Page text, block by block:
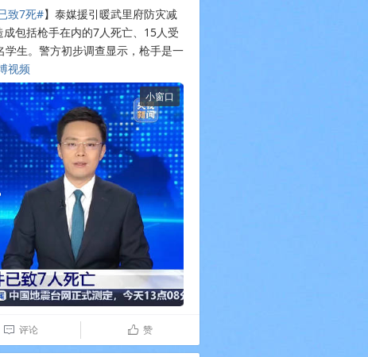
致7死#】泰媒援引暖武里府防灾减
包括枪手在内的7人死亡、15人受
生。警方初步调查显示，枪手是一
视频
小窗口
 评论 ñ 赞